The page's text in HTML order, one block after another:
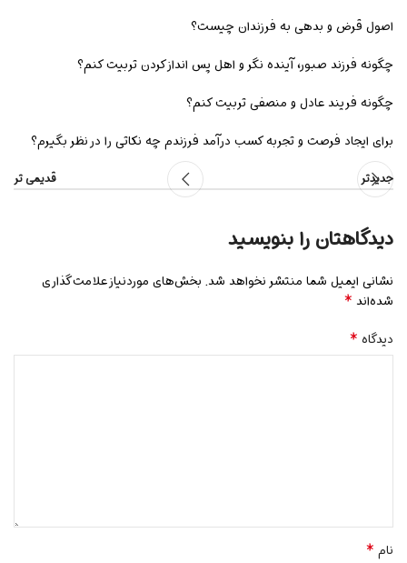
اصول قرض و بدهی به فرزندان چیست؟
چگونه فرزند صبور، آینده نگر و اهل پس انداز کردن تربیت کنم؟
چگونه فریند عادل و منصفی تربیت کنم؟
برای ایجاد فرصت و تجربه کسب درآمد فرزندم چه نکاتی را در نظر بگیرم؟
جدیدتر قدیمی تر
دیدگاهتان را بنویسید
نشانی ایمیل شما منتشر نخواهد شد. بخش‌های موردنیاز علامت‌گذاری
شده‌اند *
دیدگاه *
نام *